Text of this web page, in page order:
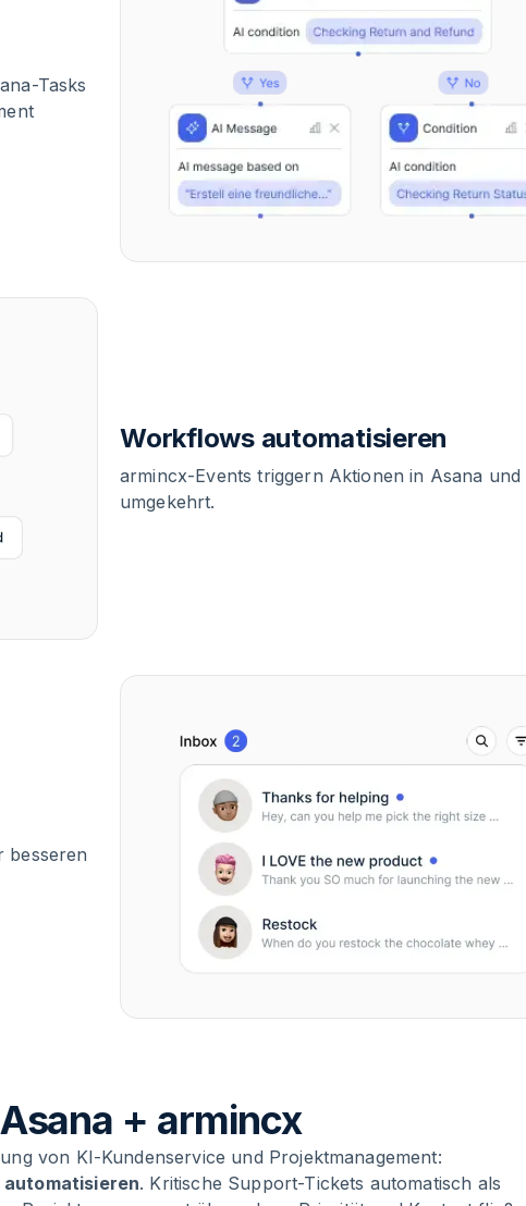
Tasks
Workflows automatisieren
armincx-Events triggern Aktionen in Asana und
umgekehrt.
besseren
+ armincx
von KI-Kundenservice und Projektmanagement:
automatisieren. Kritische Support-Tickets automatisch als